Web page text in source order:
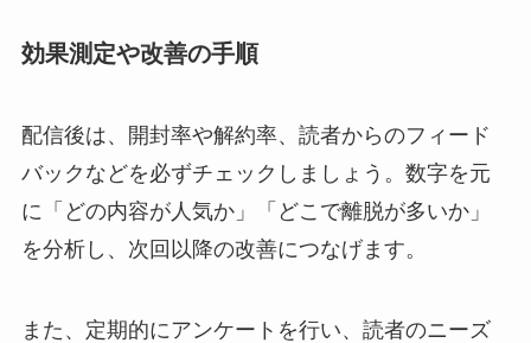
効果測定や改善の手順
配信後は、開封率や解約率、読者からのフィード
バックなどを必ずチェックしましょう。数字を元
に「どの内容が人気か」「どこで離脱が多いか」
を分析し、次回以降の改善につなげます。
また、定期的にアンケートを行い、読者のニーズ